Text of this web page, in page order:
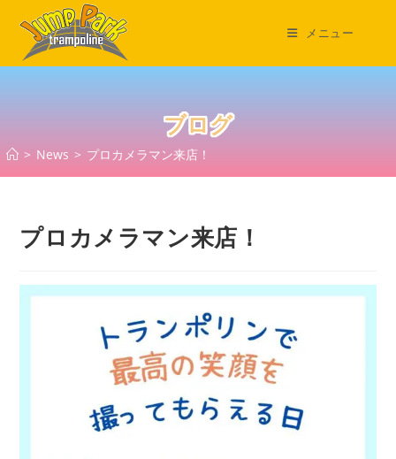
キ
メニュー
ブログ
> News > プロカメラマン来店！
プロカメラマン来店！